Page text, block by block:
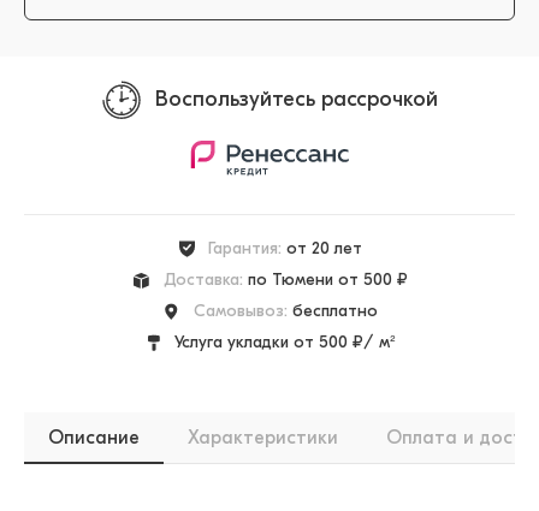
Воспользуйтесь рассрочкой
Гарантия: от 20 лет
Доставка: по Тюмени от 500 ₽
Самовывоз: бесплатно
Услуга укладки от 500 ₽/ м²
Описание Характеристики Оплата и